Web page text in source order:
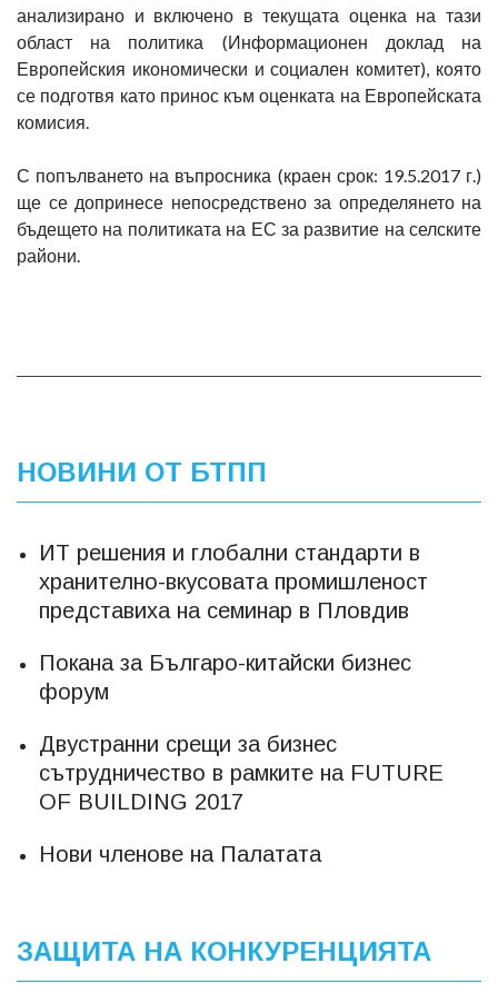
анализирано и включено в текущата оценка на тази
област на политика (Информационен доклад на
Европейския икономически и социален комитет), която
се подготвя като принос към оценката на Европейската
комисия.
С попълването на въпросника (краен срок: 19.5.2017 г.)
ще се допринесе непосредствено за определянето на
бъдещето на политиката на ЕС за развитие на селските
райони.
НОВИНИ ОТ БТПП
ИТ решения и глобални стандарти в
хранително-вкусовата промишленост
представиха на семинар в Пловдив
Покана за Българо-китайски бизнес
форум
Двустранни срещи за бизнес
сътрудничество в рамките на FUTURE
OF BUILDING 2017
Нови членове на Палатата
ЗАЩИТА НА КОНКУРЕНЦИЯТА